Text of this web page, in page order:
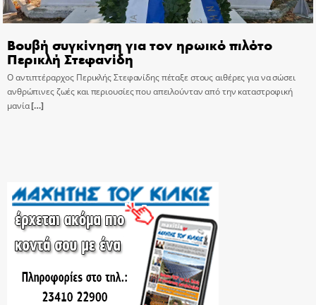
Βουβή συγκίνηση για τον ηρωικό πιλότο
Περικλή Στεφανίδη
Ο αντιπτέραρχος Περικλής Στεφανίδης πέταξε στους αιθέρες για να σώσει
ανθρώπινες ζωές και περιουσίες που απειλούνταν από την καταστροφική
μανία[…]